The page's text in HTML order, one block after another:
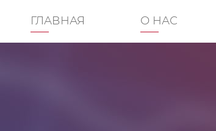
ГЛАВНАЯ О НАС